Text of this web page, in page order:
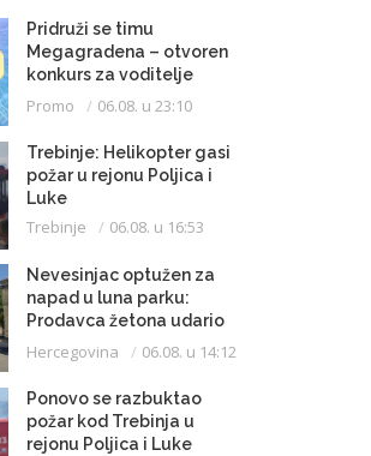
Pridruži se timu
Megagradena – otvoren
konkurs za voditelje
gradilišta
Promo 06.08. u 23:10
Trebinje: Helikopter gasi
požar u rejonu Poljica i
Luke
Trebinje 06.08. u 16:53
Nevesinjac optužen za
napad u luna parku:
Prodavca žetona udario
mikrofonom u glavu
Hercegovina 06.08. u 14:12
Ponovo se razbuktao
požar kod Trebinja u
rejonu Poljica i Luke